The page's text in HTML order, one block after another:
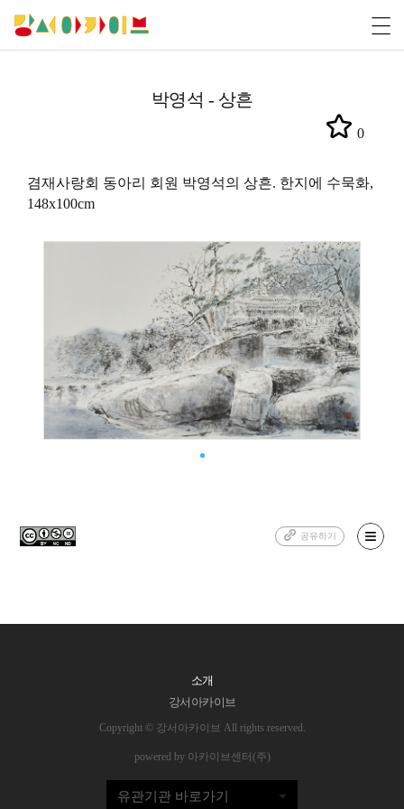
박영석 - 상흔
0
겸재사랑회 동아리 회원 박영석의 상흔. 한지에 수묵화,
148x100cm
공유하기
소개
강서아카이브
Copyright © 강서아카이브 All rights reserved.
powered by 아카이브센터(주)
유관기관 바로가기